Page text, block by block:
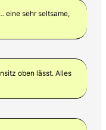
eine sehr seltsame,
oben lässt. Alles